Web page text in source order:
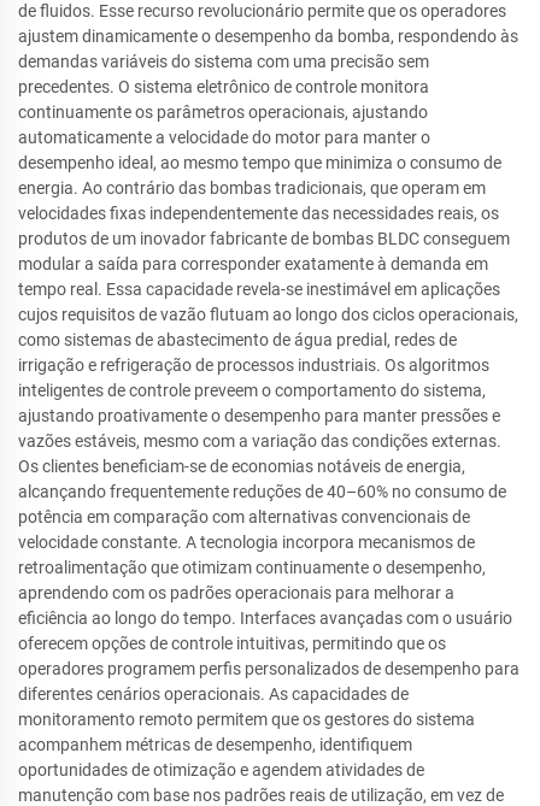
de fluidos. Esse recurso revolucionário permite que os operadores
ajustem dinamicamente o desempenho da bomba, respondendo às
demandas variáveis do sistema com uma precisão sem
precedentes. O sistema eletrônico de controle monitora
continuamente os parâmetros operacionais, ajustando
automaticamente a velocidade do motor para manter o
desempenho ideal, ao mesmo tempo que minimiza o consumo de
energia. Ao contrário das bombas tradicionais, que operam em
velocidades fixas independentemente das necessidades reais, os
produtos de um inovador fabricante de bombas BLDC conseguem
modular a saída para corresponder exatamente à demanda em
tempo real. Essa capacidade revela-se inestimável em aplicações
cujos requisitos de vazão flutuam ao longo dos ciclos operacionais,
como sistemas de abastecimento de água predial, redes de
irrigação e refrigeração de processos industriais. Os algoritmos
inteligentes de controle preveem o comportamento do sistema,
ajustando proativamente o desempenho para manter pressões e
vazões estáveis, mesmo com a variação das condições externas.
Os clientes beneficiam-se de economias notáveis de energia,
alcançando frequentemente reduções de 40–60% no consumo de
potência em comparação com alternativas convencionais de
velocidade constante. A tecnologia incorpora mecanismos de
retroalimentação que otimizam continuamente o desempenho,
aprendendo com os padrões operacionais para melhorar a
eficiência ao longo do tempo. Interfaces avançadas com o usuário
oferecem opções de controle intuitivas, permitindo que os
operadores programem perfis personalizados de desempenho para
diferentes cenários operacionais. As capacidades de
monitoramento remoto permitem que os gestores do sistema
acompanhem métricas de desempenho, identifiquem
oportunidades de otimização e agendem atividades de
manutenção com base nos padrões reais de utilização, em vez de